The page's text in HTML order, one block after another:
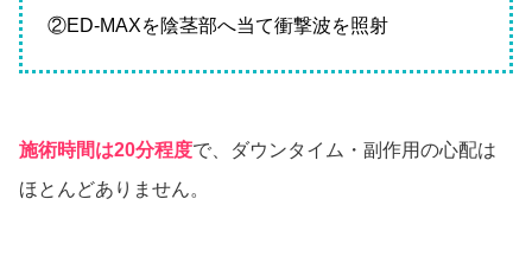
②ED-MAXを陰茎部へ当て衝撃波を照射
施術時間は20分程度で、ダウンタイム・副作用の心配は
ほとんどありません。